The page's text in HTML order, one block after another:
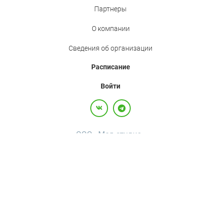
Партнеры
О компании
Сведения об организации
Расписание
Войти
ООО «Мед.студио»